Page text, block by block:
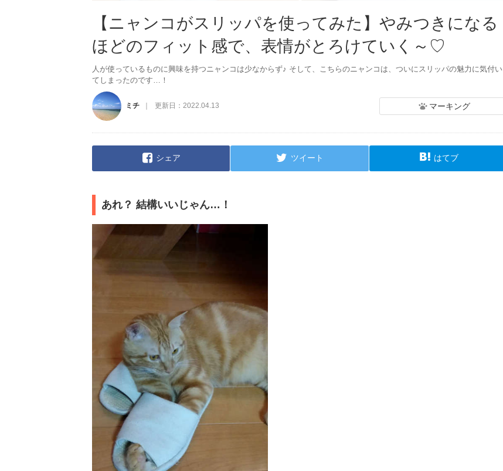
【ニャンコがスリッパを使ってみた】やみつきになる
ほどのフィット感で、表情がとろけていく～♡
人が使っているものに興味を持つニャンコは少なからず♪ そして、こちらのニャンコは、ついにスリッパの魅力に気付い
てしまったのです…！
ミチ 更新日： 2022.04.13 マーキング
シェア ツイート はてブ
あれ？ 結構いいじゃん…！